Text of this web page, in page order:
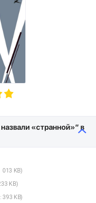
«странной»” в
013 KB)
KB)
393 KB)